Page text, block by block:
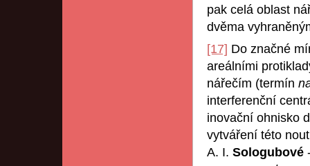
pak celá oblast
dvěma
[17] Do značné
areálními
nářečím (termín
interferenční
inovační ohnisko
vytváření této
A. I. Sologubové